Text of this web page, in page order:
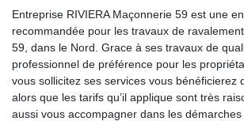
Entreprise RIVIERA Maçonnerie 59 est une
recommandée pour les travaux de
59, dans le Nord. Grace à ses travaux de
professionnel de préférence pour les
vous sollicitez ses services vous bénéficierez
alors que les tarifs qu’il applique sont très
aussi vous accompagner dans les